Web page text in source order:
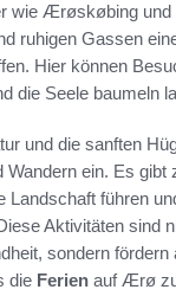
wie Ærøskøbing und
ruhigen Gassen
Hier können
die Seele baumeln
und die sanften
Wandern ein. Es gibt
Landschaft führen
Aktivitäten sind
sondern fördern
die Ferien auf Ærø